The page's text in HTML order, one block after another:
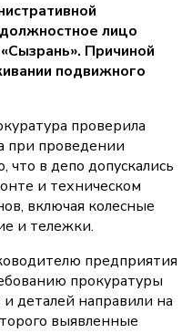
лицо
Причиной
подвижного
проверила
при проведении
что в депо допускались
и техническом
включая колесные
и тележки.
предприятия
прокуратуры
деталей направили на
выявленные